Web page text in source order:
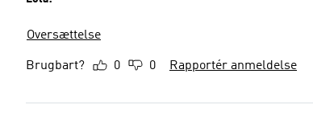
Oversættelse
Brugbart? 0 0 Rapportér anmeldelse